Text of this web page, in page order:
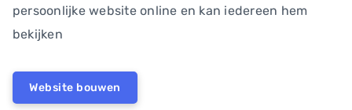
persoonlijke website online en kan iedereen hem
bekijken
Website bouwen